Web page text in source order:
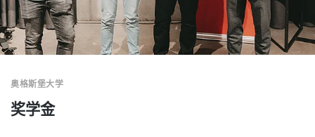
奖学金
奥格斯堡大学